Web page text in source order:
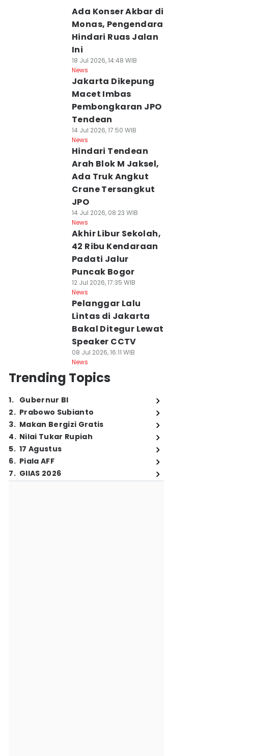
Ada Konser Akbar di
Monas, Pengendara
Hindari Ruas Jalan
Ini
18 Jul 2026, 14:48 WIB
News
Jakarta Dikepung
Macet Imbas
Pembongkaran JPO
Tendean
14 Jul 2026, 17:50 WIB
News
Hindari Tendean
Arah Blok M Jaksel,
Ada Truk Angkut
Crane Tersangkut
JPO
14 Jul 2026, 08:23 WIB
News
Akhir Libur Sekolah,
42 Ribu Kendaraan
Padati Jalur
Puncak Bogor
12 Jul 2026, 17:35 WIB
News
Pelanggar Lalu
Lintas di Jakarta
Bakal Ditegur Lewat
Speaker CCTV
08 Jul 2026, 16:11 WIB
News
Trending Topics
1. Gubernur BI
2. Prabowo Subianto
3. Makan Bergizi Gratis
4. Nilai Tukar Rupiah
5. 17 Agustus
6. Piala AFF
7. GIIAS 2026